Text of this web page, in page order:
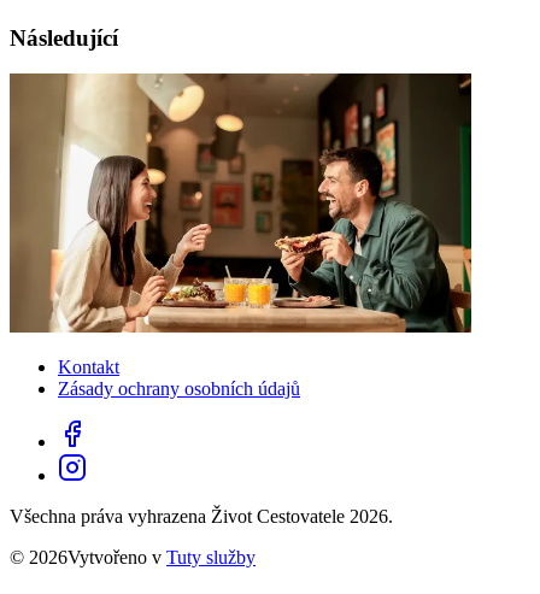
Následující
Kontakt
Zásady ochrany osobních údajů
Všechna práva vyhrazena Život Cestovatele 2026.
© 2026Vytvořeno v Tuty služby